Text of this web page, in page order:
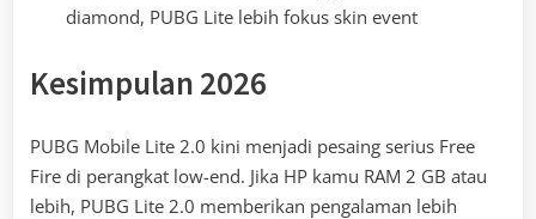
diamond, PUBG Lite lebih fokus skin event
Kesimpulan 2026
PUBG Mobile Lite 2.0 kini menjadi pesaing serius Free
Fire di perangkat low-end. Jika HP kamu RAM 2 GB atau
lebih, PUBG Lite 2.0 memberikan pengalaman lebih